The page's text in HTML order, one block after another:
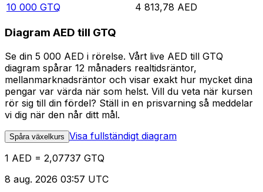
10 000 GTQ 4 813,78 AED
Diagram AED till GTQ
Se din 5 000 AED i rörelse. Vårt live AED till GTQ
diagram spårar 12 månaders realtidsräntor,
mellanmarknadsräntor och visar exakt hur mycket dina
pengar var värda när som helst. Vill du veta när kursen
rör sig till din fördel? Ställ in en prisvarning så meddelar
vi dig när den når ditt mål.
Spåra växelkurs Visa fullständigt diagram
1 AED = 2,07737 GTQ
8 aug. 2026 03:57 UTC